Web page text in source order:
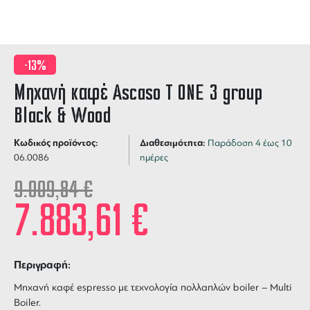
-13%
Μηχανή καφέ Ascaso T ONE 3 group
Black & Wood
Κωδικός προϊόντος:
06.0086
Διαθεσιμότητα: Παράδοση 4 έως 10
ημέρες
9.009,84€
7.883,61 €
Περιγραφή:
Μηχανή καφέ espresso με τεχνολογία πολλαπλών boiler – Multi
Boiler.